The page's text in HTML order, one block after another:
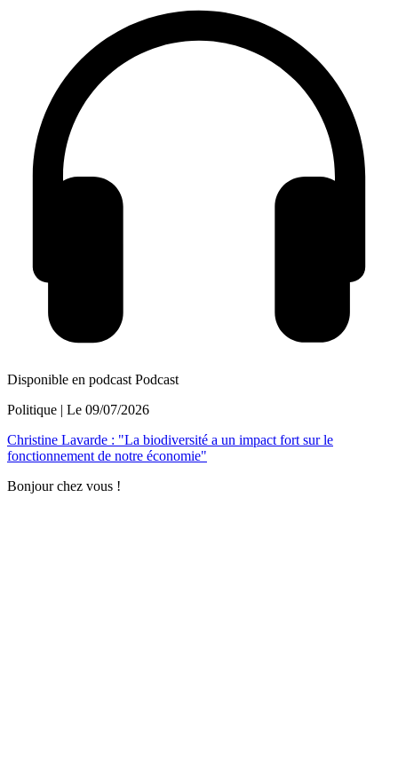
Disponible en podcast Podcast
Politique | Le 09/07/2026
Christine Lavarde : "La biodiversité a un impact fort sur le
fonctionnement de notre économie"
Bonjour chez vous !